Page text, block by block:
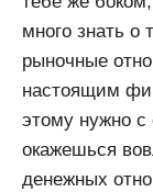
много знать о
рыночные
настоящим
этому нужно с
окажешься
денежных